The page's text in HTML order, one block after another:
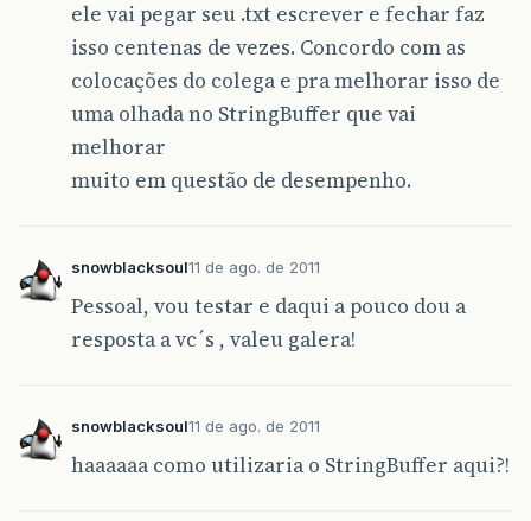
}
}
}
ele vai pegar seu .txt escrever e fechar faz
isso centenas de vezes. Concordo com as
colocações do colega e pra melhorar isso de
uma olhada no StringBuffer que vai
melhorar
muito em questão de desempenho.
snowblacksoul11 de ago. de 2011
Pessoal, vou testar e daqui a pouco dou a
resposta a vc´s , valeu galera!
snowblacksoul11 de ago. de 2011
haaaaaa como utilizaria o StringBuffer aqui?!